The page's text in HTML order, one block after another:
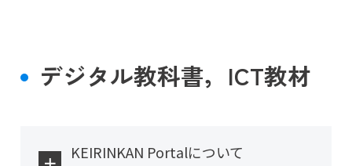
デジタル教科書，ICT教材
KEIRINKAN Portalについて